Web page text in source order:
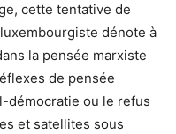
cette tentative de
dénote à
la pensée marxiste
de pensée
démocratie ou le refus
et satellites sous